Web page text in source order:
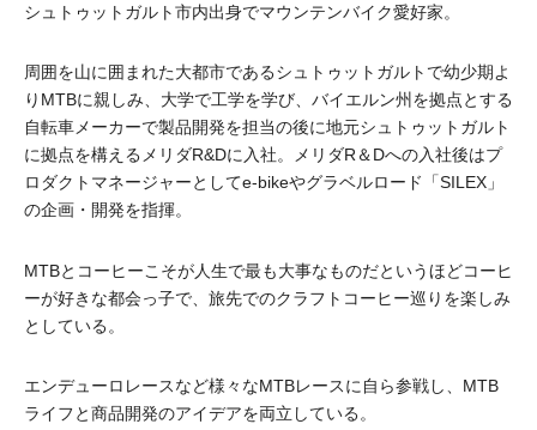
シュトゥットガルト市内出身でマウンテンバイク愛好家。
周囲を山に囲まれた大都市であるシュトゥットガルトで幼少期よ
りMTBに親しみ、大学で工学を学び、バイエルン州を拠点とする
自転車メーカーで製品開発を担当の後に地元シュトゥットガルト
に拠点を構えるメリダR&Dに入社。メリダR＆Dへの入社後はプ
ロダクトマネージャーとしてe-bikeやグラベルロード「SILEX」
の企画・開発を指揮。
MTBとコーヒーこそが人生で最も大事なものだというほどコーヒ
ーが好きな都会っ子で、旅先でのクラフトコーヒー巡りを楽しみ
としている。
エンデューロレースなど様々なMTBレースに自ら参戦し、MTB
ライフと商品開発のアイデアを両立している。